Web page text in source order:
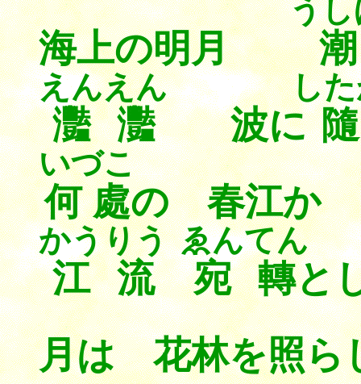
海上の明月 潮
うし
灩灩
えんえん
波に 隨
し
何處
いづこ
の 春江
江流
かうりう
宛轉
ゑんてん
月は 花林を